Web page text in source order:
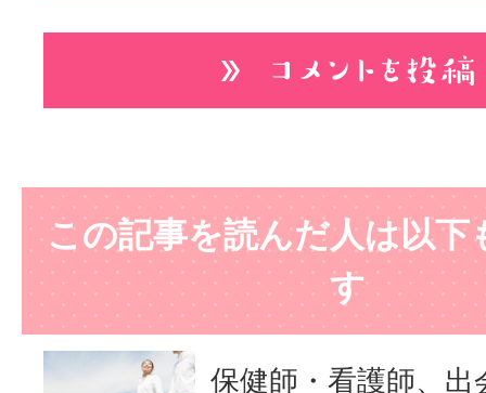
この記事を読んだ人は以下
す
保健師・看護師、出